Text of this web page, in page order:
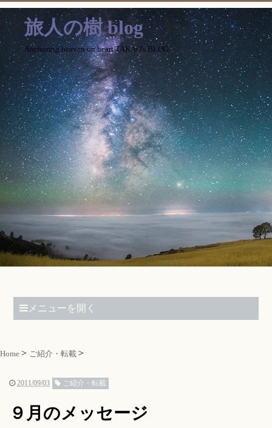
旅人の樹 blog
Anchoring heaven on heart TAKAO's BLOG
メニューを開く
Home ご紹介・転載
2011/09/03 ご紹介・転載
９月のメッセージ